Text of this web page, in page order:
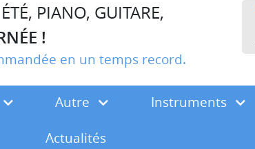
PIANO, GUITARE,
!
en un temps record.
Autre Instruments
Actualités